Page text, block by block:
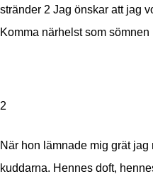
stränder 2 Jag önskar att jag
Komma närhelst som sömnen
2
När hon lämnade mig grät
kuddarna. Hennes doft,